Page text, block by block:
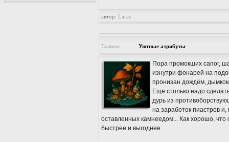
автор: Laras
Главная Уютные атрибуты
Пора промокших сапог,
изнутри фонарей на
пронизан дождём,
Еще столько надо
дурь из
на заработок пиастров и,
оставленных камнеедом... Как хорошо,
быстрее и выгоднее.